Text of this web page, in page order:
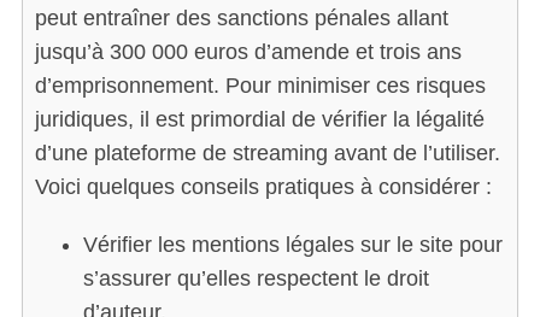
peut entraîner des sanctions pénales allant
jusqu’à 300 000 euros d’amende et trois ans
d’emprisonnement. Pour minimiser ces risques
juridiques, il est primordial de vérifier la légalité
d’une plateforme de streaming avant de l’utiliser.
Voici quelques conseils pratiques à considérer :
Vérifier les mentions légales sur le site pour
s’assurer qu’elles respectent le droit
d’auteur.